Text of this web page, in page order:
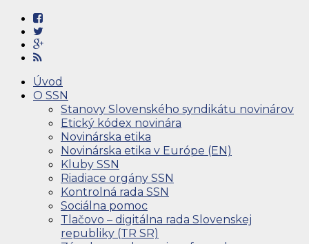
Úvod
O SSN
Stanovy Slovenského syndikátu novinárov
Etický kódex novinára
Novinárska etika
Novinárska etika v Európe (EN)
Kluby SSN
Riadiace orgány SSN
Kontrolná rada SSN
Sociálna pomoc
Tlačovo – digitálna rada Slovenskej
republiky (TR SR)